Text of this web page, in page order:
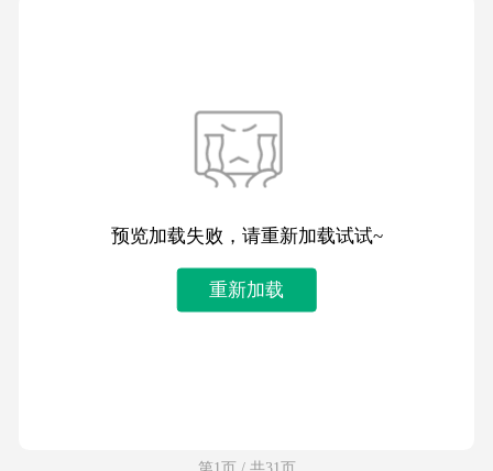
预览加载失败，请重新加载试试~
重新加载